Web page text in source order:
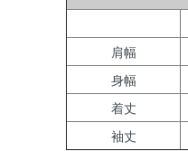
肩幅
身幅
着丈
袖丈